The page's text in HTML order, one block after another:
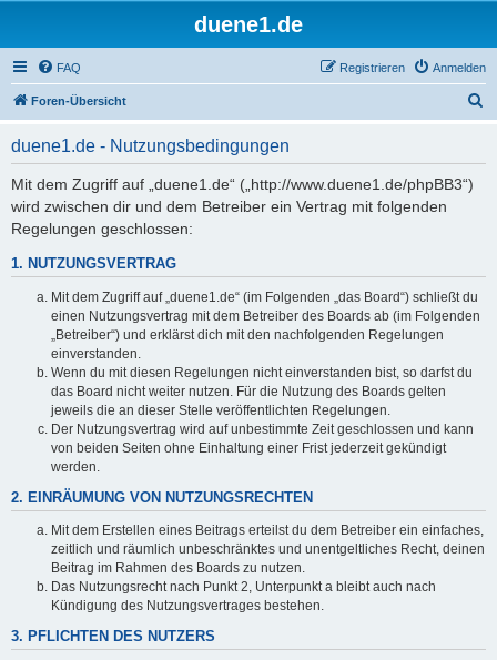
duene1.de
FAQ Anmelden
Registrieren
Foren-Übersicht
duene1.de - Nutzungsbedingungen
Mit dem Zugriff auf „duene1.de“ („http://www.duene1.de/phpBB3“)
wird zwischen dir und dem Betreiber ein Vertrag mit folgenden
Regelungen geschlossen:
1. NUTZUNGSVERTRAG
Mit dem Zugriff auf „duene1.de“ (im Folgenden „das Board“) schließt du
einen Nutzungsvertrag mit dem Betreiber des Boards ab (im Folgenden
„Betreiber“) und erklärst dich mit den nachfolgenden Regelungen
einverstanden.
Wenn du mit diesen Regelungen nicht einverstanden bist, so darfst du
das Board nicht weiter nutzen. Für die Nutzung des Boards gelten
jeweils die an dieser Stelle veröffentlichten Regelungen.
Der Nutzungsvertrag wird auf unbestimmte Zeit geschlossen und kann
von beiden Seiten ohne Einhaltung einer Frist jederzeit gekündigt
werden.
2. EINRÄUMUNG VON NUTZUNGSRECHTEN
Mit dem Erstellen eines Beitrags erteilst du dem Betreiber ein einfaches,
zeitlich und räumlich unbeschränktes und unentgeltliches Recht, deinen
Beitrag im Rahmen des Boards zu nutzen.
Das Nutzungsrecht nach Punkt 2, Unterpunkt a bleibt auch nach
Kündigung des Nutzungsvertrages bestehen.
3. PFLICHTEN DES NUTZERS